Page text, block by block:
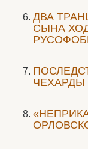
ДВА
СЫНА
ЧЕХАРДЫ